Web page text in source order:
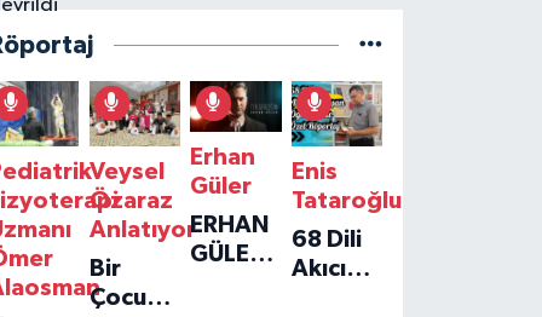
Veysel
Özaraz
Anlatıyor
Bir
Çocuğun
Erhan
Güler
ERHAN
GÜLER'IN
Enis
Tataroğlu
68 Dili
Akıcı